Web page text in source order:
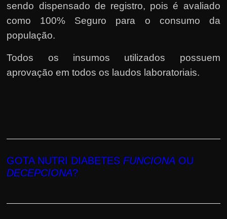
sendo dispensado de registro, pois é avaliado
como 100% Seguro para o consumo da
população.
Todos os insumos utilizados possuem
aprovação em todos os laudos laboratoriais.
GOTA NUTRI DIABETESFUNCIONA OU
DECEPCIONA?